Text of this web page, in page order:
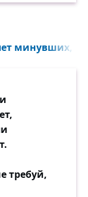
минувших,
требуй,